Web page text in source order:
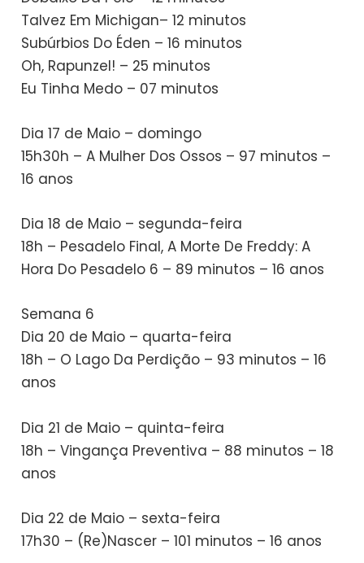
Talvez Em Michigan– 12 minutos
Subúrbios Do Éden – 16 minutos
Oh, Rapunzel! – 25 minutos
Eu Tinha Medo – 07 minutos
Dia 17 de Maio – domingo
15h30h – A Mulher Dos Ossos – 97 minutos –
16 anos
Dia 18 de Maio – segunda-feira
18h – Pesadelo Final, A Morte De Freddy: A
Hora Do Pesadelo 6 – 89 minutos – 16 anos
Semana 6
Dia 20 de Maio – quarta-feira
18h – O Lago Da Perdição – 93 minutos – 16
anos
Dia 21 de Maio – quinta-feira
18h – Vingança Preventiva – 88 minutos – 18
anos
Dia 22 de Maio – sexta-feira
17h30 – (Re)Nascer – 101 minutos – 16 anos